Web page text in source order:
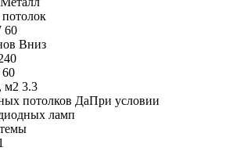
60
Вниз
60
м2 3.3
потолков ДаПри условии
ламп